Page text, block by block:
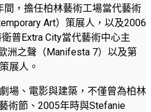
，擔任柏林藝術工場當代藝術
Art）策展人，以及2006
普Extra City當代藝術中心主
洲之聲（Manifesta 7）以及第
展人。
場、電影與建築，不僅曾為柏林
術節、2005年時與Stefanie